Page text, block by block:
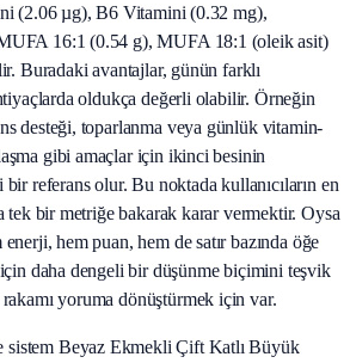
(2.06 µg), B6 Vitamini (0.32 mg),
16:1 (0.54 g), MUFA 18:1 (oleik asit)
Buradaki avantajlar, günün farklı
oldukça değerli olabilir. Örneğin
desteği, toparlanma veya günlük vitamin-
gibi amaçlar için ikinci besinin
bir referans olur. Bu noktada kullanıcıların en
tek bir metriğe bakarak karar vermektir. Oysa
enerji, hem puan, hem de satır bazında öğe
daha dengeli bir düşünme biçimini teşvik
rakamı yoruma dönüştürmek için var.
sistem Beyaz Ekmekli Çift Katlı Büyük